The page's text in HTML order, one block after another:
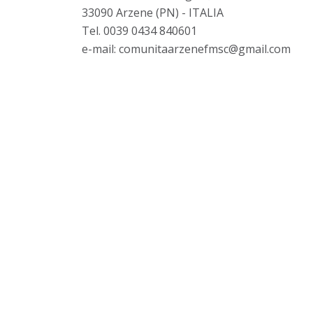
33090 Arzene (PN) - ITALIA
Tel. 0039 0434 840601
e-mail: comunitaarzenefmsc@gmail.com